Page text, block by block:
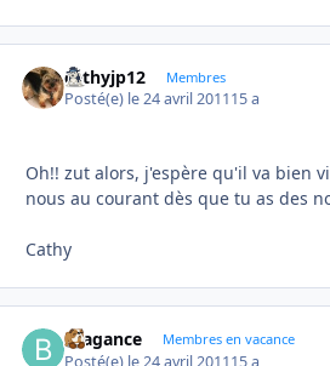
cathyjp12 Membres
Posté(e) le 24 avril 201115 a
Oh!! zut alors, j'espère qu'il va bien
nous au courant dès que tu as des
Cathy
Bragance Membres en vacance
Posté(e) le 24 avril 201115 a